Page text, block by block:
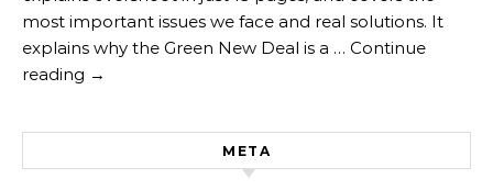
most important issues we face and real solutions. It
explains why the Green New Deal is a … Continue
reading →
META